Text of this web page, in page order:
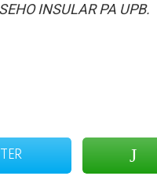
INSULAR PA UPB.